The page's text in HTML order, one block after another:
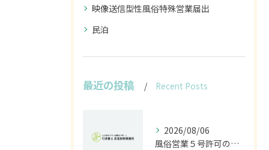
映像送信型性風俗特殊営業届出
民泊
最近の投稿 Recent Posts
2026/08/06
風俗営業５号許可の申請手続きと現場で失敗しないための全書類＆費用ガイド